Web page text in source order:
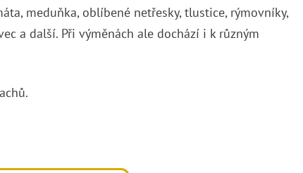
meduňka, oblíbené netřesky, tlustice, rýmovníky,
a další. Při výměnách ale dochází i k různým